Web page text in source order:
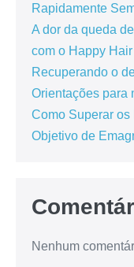
Rapidamente
A dor da queda
com o Happy Hair
Recuperando o
Orientações para
Como Superar os
Objetivo de
Nenhum